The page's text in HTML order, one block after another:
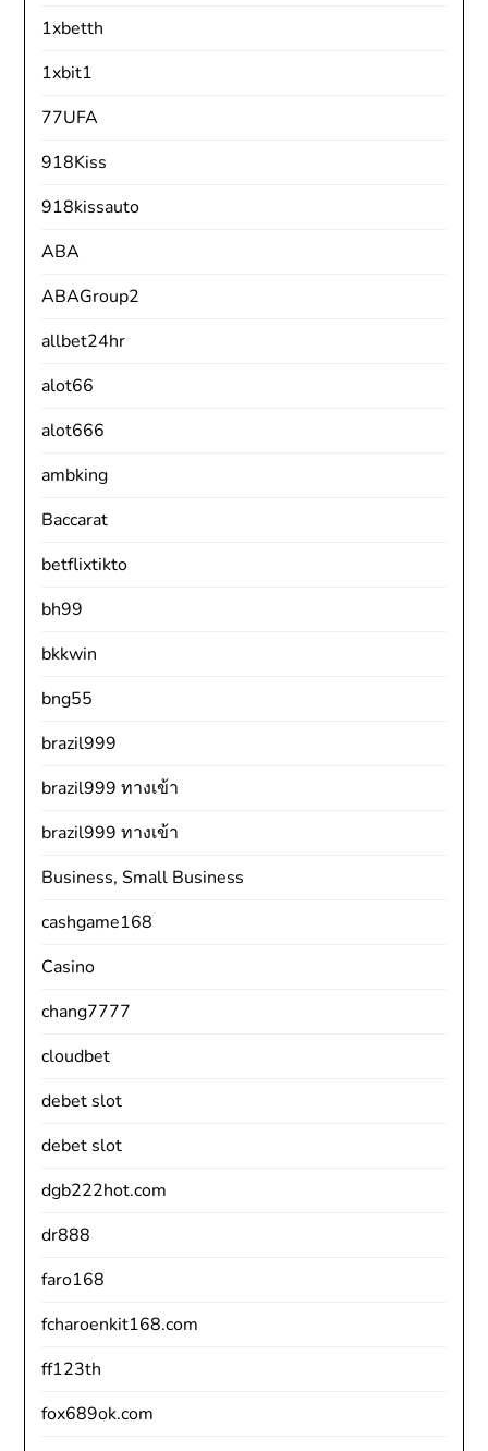
1xbetth
1xbit1
77UFA
918Kiss
918kissauto
ABA
ABAGroup2
allbet24hr
alot66
alot666
ambking
Baccarat
betflixtikto
bh99
bkkwin
bng55
brazil999
brazil999 ทางเข้า
brazil999 ทางเข้า
Business, Small Business
cashgame168
Casino
chang7777
cloudbet
debet slot
debet slot
dgb222hot.com
dr888
faro168
fcharoenkit168.com
ff123th
fox689ok.com